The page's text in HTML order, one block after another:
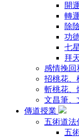
開
轉
除
功
七
拜
感情挽回
招桃花、
斬桃花、
文昌筆、
傳道授業
五術道法
五